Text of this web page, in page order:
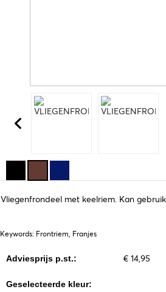
Vliegenfrondeel met keelriem. Kan
Keywords: Frontriem, Franjes
Adviesprijs p.st.: € 14,95
Geselecteerde kleur: